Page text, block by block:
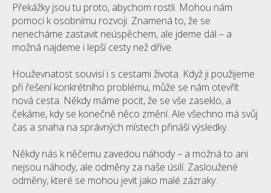
Překážky jsou tu proto, abychom rostli. Mohou nám
pomoci k osobnímu rozvoji. Znamená to, že se
nenecháme zastavit neúspěchem, ale jdeme dál – a
možná najdeme i lepší cesty než dříve.
Houževnatost souvisí i s cestami života. Když ji použijeme
při řešení konkrétního problému, může se nám otevřít
nová cesta. Někdy máme pocit, že se vše zaseklo, a
čekáme, kdy se konečně něco změní. Ale všechno má svůj
čas a snaha na správných místech přináší výsledky.
Někdy nás k něčemu zavedou náhody – a možná to ani
nejsou náhody, ale odměny za naše úsilí. Zasloužené
odměny, které se mohou jevit jako malé zázraky.